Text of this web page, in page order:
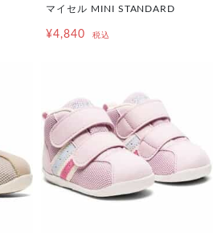
マイセル MINI STANDARD
¥4,840 税込